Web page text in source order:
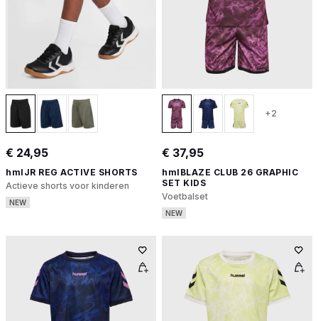
€ 24,95
hmlJR REG ACTIVE SHORTS
Actieve shorts voor kinderen
NEW
+2
€ 37,95
hmlBLAZE CLUB 26 GRAPHIC
SET KIDS
Voetbalset
NEW